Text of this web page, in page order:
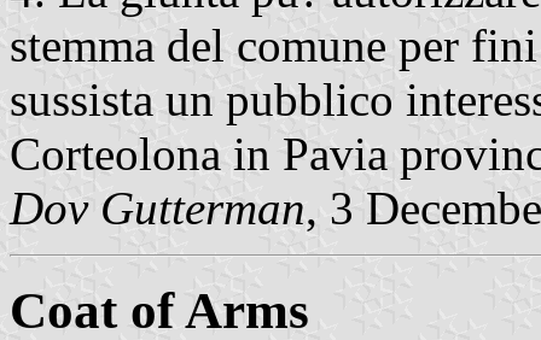
stemma del comune per
sussista un pubblico
Corteolona in Pavia
Dov Gutterman, 3
Coat of Arms